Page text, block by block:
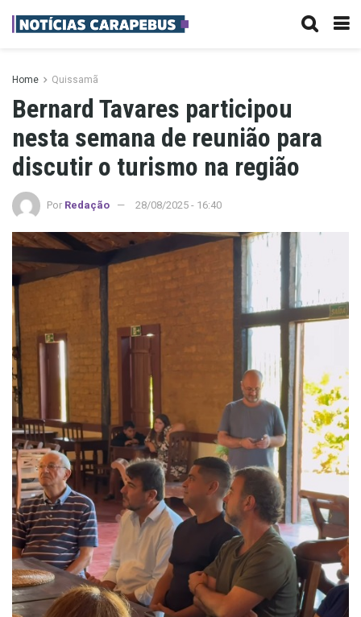
Home Quissamã
Bernard Tavares participou
nesta semana de reunião para
discutir o turismo na região
Por Redação 28/08/2025 - 16:40